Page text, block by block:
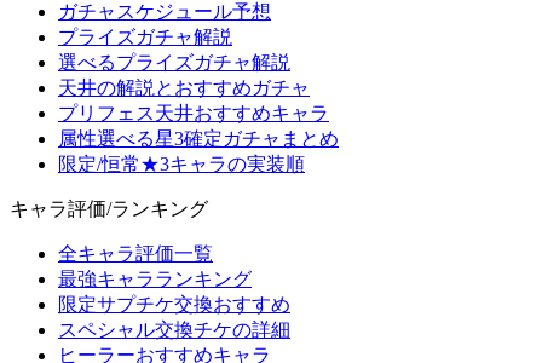
ガチャスケジュール予想
プライズガチャ解説
選べるプライズガチャ解説
天井の解説とおすすめガチャ
プリフェス天井おすすめキャラ
属性選べる星3確定ガチャまとめ
限定/恒常★3キャラの実装順
キャラ評価/ランキング
全キャラ評価一覧
最強キャラランキング
限定サプチケ交換おすすめ
スペシャル交換チケの詳細
ヒーラーおすすめキャラ